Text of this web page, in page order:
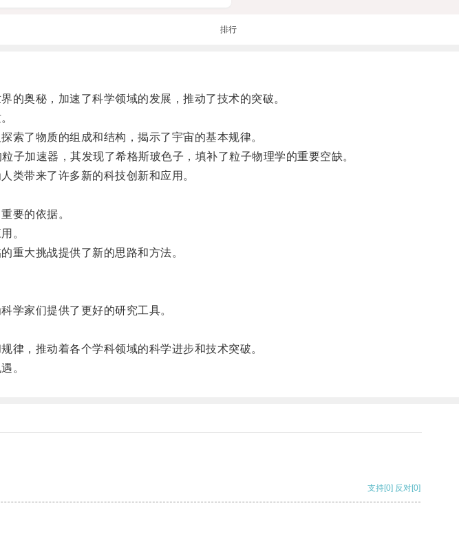
排行
奥秘，加速了科学领域的发展，推动了技术的突破。
了物质的组成和结构，揭示了宇宙的基本规律。
加速器，其发现了希格斯玻色子，填补了粒子物理学的重要空缺。
带来了许多新的科技创新和应用。
要的依据。
。
大挑战提供了新的思路和方法。
家们提供了更好的研究工具。
，推动着各个学科领域的科学进步和技术突破。
。
支持[0] 反对[0]